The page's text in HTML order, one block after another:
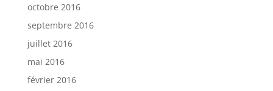
octobre 2016
septembre 2016
juillet 2016
mai 2016
février 2016